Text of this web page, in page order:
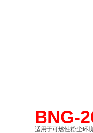
BNG-
适用于可燃性粉尘环